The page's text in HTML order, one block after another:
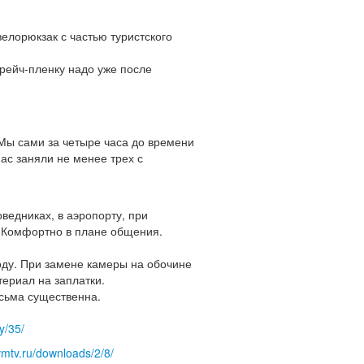
с частью туристского
пленку надо уже после
сами за четыре часа до времени
заняли не менее трех с
в аэропорту, при
Комфортно в плане общения.
При замене камеры на обочине
на заплатки.
существенна.
35/
downloads/2/8/